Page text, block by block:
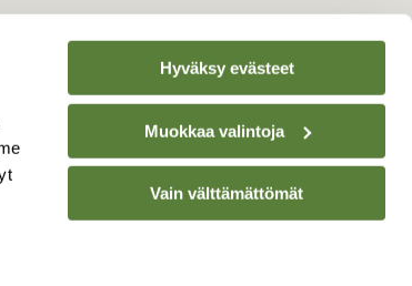
Hyväksy evästeet
Muokkaa valintoja
Vain välttämättömät